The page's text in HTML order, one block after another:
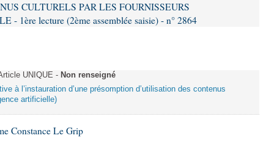
CULTURELS PAR LES FOURNISSEURS
1ère lecture (2ème assemblée saisie) - n° 2864
UNIQUE - Non renseigné
à l’instauration d’une présomption d’utilisation des contenus
artificielle)
Constance Le Grip